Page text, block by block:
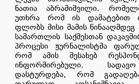
ნათია აბრამიშვილი.
უთხრა რომ ის დამატებით
ფლობს მისი მამის
სამართლის საქმესთან
პროცესი ჟურნალისტმა
რომ ამის შესახებ
ინფორმირებული.
დასტურდება, რომ